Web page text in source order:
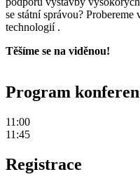
se státní správou?
technologií .
Těšíme se na viděnou!
Program
11:00
11:45
Registrace